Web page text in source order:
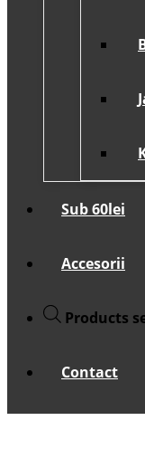
Sub 60lei
Accesorii
Products
Contact